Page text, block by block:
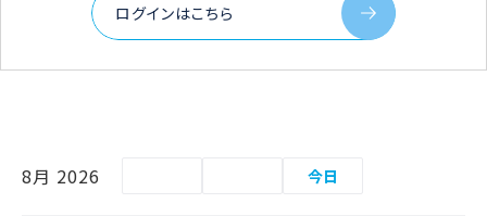
ログインはこちら
8月 2026 今日